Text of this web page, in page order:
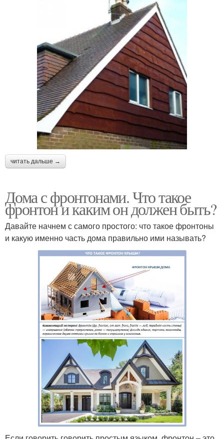
читать дальше →
Дома с фронтонами. Что такое
фронтон и каким он должен быть?
Давайте начнем с самого простого: что такое фронтоны
и какую именно часть дома правильно ими называть?